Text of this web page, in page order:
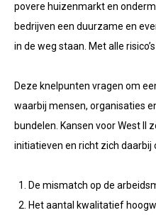
povere huizenmarkt en
bedrijven een duurzame en
in de weg staan. Met alle risico’s
Deze knelpunten vragen om
waarbij mensen, organisaties
bundelen. Kansen voor West II
initiatieven en richt zich daarbij
De mismatch op de
Het aantal kwalitatief